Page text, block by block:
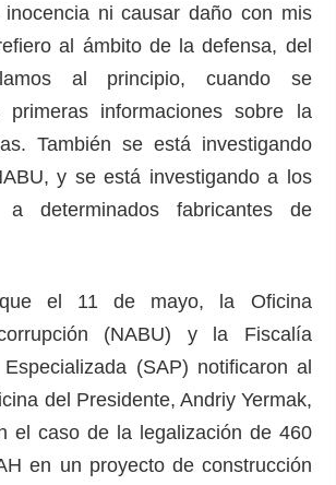
inocencia ni causar daño con mis
al ámbito de la defensa, del
al principio, cuando se
primeras informaciones sobre la
También se está investigando
y se está investigando a los
determinados fabricantes de
que el 11 de mayo, la Oficina
(NABU) y la Fiscalía
(SAP) notificaron al
del Presidente, Andriy Yermak,
el caso de la legalización de 460
en un proyecto de construcción